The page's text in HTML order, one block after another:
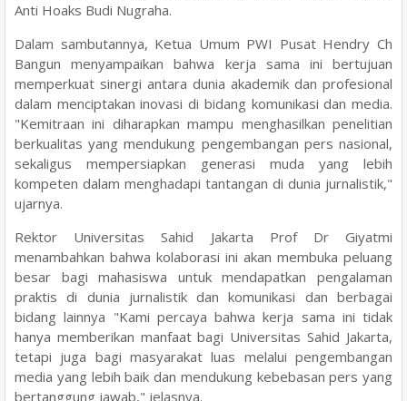
Anti Hoaks Budi Nugraha.
Dalam sambutannya, Ketua Umum PWI Pusat Hendry Ch
Bangun menyampaikan bahwa kerja sama ini bertujuan
memperkuat sinergi antara dunia akademik dan profesional
dalam menciptakan inovasi di bidang komunikasi dan media.
"Kemitraan ini diharapkan mampu menghasilkan penelitian
berkualitas yang mendukung pengembangan pers nasional,
sekaligus mempersiapkan generasi muda yang lebih
kompeten dalam menghadapi tantangan di dunia jurnalistik,"
ujarnya.
Rektor Universitas Sahid Jakarta Prof Dr Giyatmi
menambahkan bahwa kolaborasi ini akan membuka peluang
besar bagi mahasiswa untuk mendapatkan pengalaman
praktis di dunia jurnalistik dan komunikasi dan berbagai
bidang lainnya "Kami percaya bahwa kerja sama ini tidak
hanya memberikan manfaat bagi Universitas Sahid Jakarta,
tetapi juga bagi masyarakat luas melalui pengembangan
media yang lebih baik dan mendukung kebebasan pers yang
bertanggung jawab," jelasnya.